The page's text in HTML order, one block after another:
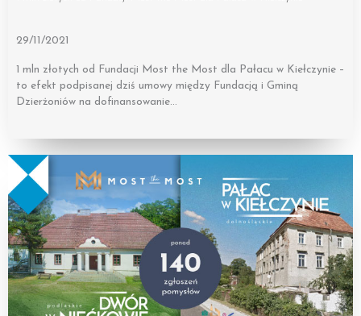
29/11/2021
1 mln złotych od Fundacji Most the Most dla Pałacu w Kiełczynie –
to efekt podpisanej dziś umowy między Fundacją i Gminą
Dzierżoniów na dofinansowanie…